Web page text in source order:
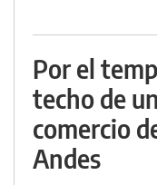
Por el
techo de
comercio
Andes